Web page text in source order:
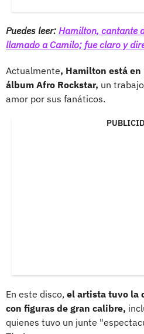
Puedes leer: Hamilton, cantante
llamado a Camilo; fue claro y
Actualmente, Hamilton está
álbum Afro Rockstar, un
amor por sus fanáticos.
En este disco, el artista tuvo la
con figuras de gran calibre,
quienes tuvo un junte